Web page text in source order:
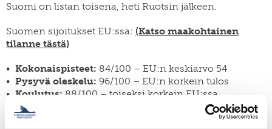
Suomi on listan toisena, heti Ruotsin jälkeen.
Suomen sijoitukset EU:ssa: (Katso maakohtainen
tilanne tästä)
Kokonaispisteet: 84/100 – EU:n keskiarvo 54
Pysyvä oleskelu: 96/100 – EU:n korkein tulos
Koulutus: 88/100 – toiseksi korkein EU:ssa
Poliittinen osallistuminen:
85/100 – paras tulos
yhdessä Portugalin kanssa